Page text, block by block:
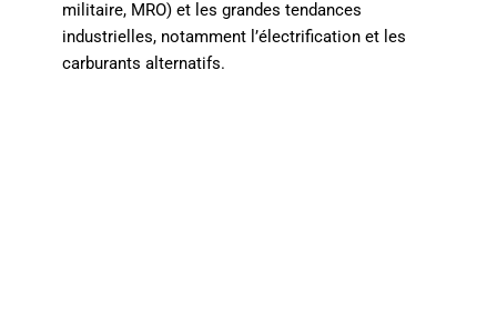
militaire, MRO) et les grandes tendances
industrielles, notamment l’électrification et les
carburants alternatifs.